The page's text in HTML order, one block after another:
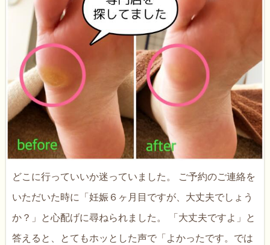
どこに行っていいか迷っていました。 ご予約のご連絡を
いただいた時に「妊娠６ヶ月目ですが、大丈夫でしょう
か？」と心配げに尋ねられました。 「大丈夫ですよ」と
答えると、とてもホッとした声で「よかったです。では